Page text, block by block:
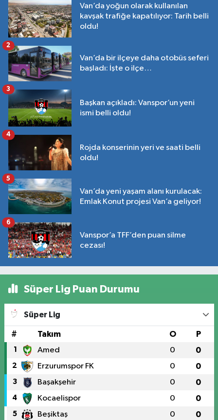
Van’da yoğun olarak kullanılan
kavşak trafiğe kapatılıyor: Tarih belli
oldu!
Van’da bir ilçeye daha otobüs seferi
başladı: İşte o ilçe…
2
Başkan açıkladı: Vanspor’un yeni
ismi belli oldu!
3
Rojda konserinin yeri ve saati belli
oldu!
4
Van’da yeni yaşam alanı kurulacak:
Emlak Konut projesi Van’a geliyor!
5
Vanspor’a TFF’den puan silme
cezası!
6
Süper Lig Puan Durumu
Süper Lig
# Takım O P
1 Amed 0 0
2 Erzurumspor FK 0 0
3 Başakşehir 0 0
4 Kocaelispor 0 0
5 Beşiktaş 0 0